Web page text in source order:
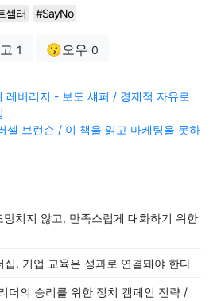
셀러 #SayNo
1 😗오우 0
레버리지 - 보도 섀퍼 / 경제적 자유로
셀 브런슨 / 이 책을 읽고 마케팅을 못하
치지 않고, 만족스럽게 대화하기 위한
, 기업 교육은 성과로 연결돼야 한다
더의 승리를 위한 정치 캠페인 전략 /